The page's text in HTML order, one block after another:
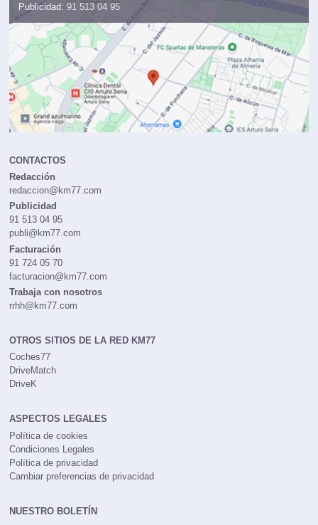
Publicidad: 91 513 04 95
CONTACTOS
Redacción
redaccion@km77.com
Publicidad
91 513 04 95
publi@km77.com
Facturación
91 724 05 70
facturacion@km77.com
Trabaja con nosotros
rrhh@km77.com
OTROS SITIOS DE LA RED KM77
Coches77
DriveMatch
DriveK
ASPECTOS LEGALES
Política de cookies
Condiciones Legales
Política de privacidad
Cambiar preferencias de privacidad
NUESTRO BOLETÍN